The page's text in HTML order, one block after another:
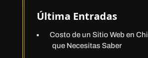
Última Entradas
Costo de un Sitio Web en
que Necesitas Saber